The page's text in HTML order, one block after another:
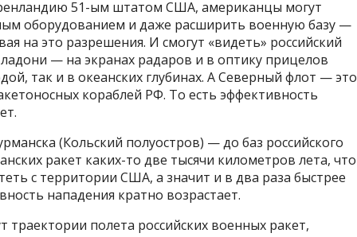
51-ым штатом США, американцы могут
оборудованием и даже расширить военную базу —
на это разрешения. И смогут «видеть» российский
— на экранах радаров и в оптику прицелов
так и в океанских глубинах. А Северный флот — это
кораблей РФ. То есть эффективность
(Кольский полуостров) — до баз российского
ракет каких-то две тысячи километров лета, что
с территории США, а значит и в два раза быстрее
нападения кратно возрастает.
полета российских военных ракет,